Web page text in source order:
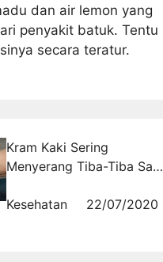
dan air lemon yang
penyakit batuk. Tentu
secara teratur.
Kram Kaki Sering
Menyerang Tiba-Tiba Saat
Kesehatan
22/07/2020